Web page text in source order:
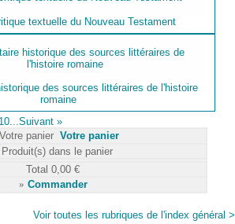
textuelle du Nouveau Testament
des sources littéraires de l'histoire
romaine
10...Suivant »
Votre panier
Produit(s) dans le panier
Total 0,00 €
» Commander
Voir toutes les rubriques de l'index général >